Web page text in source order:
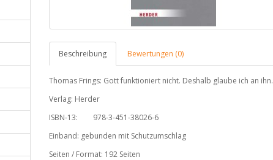
Beschreibung Bewertungen (0)
Thomas Frings: Gott funktioniert nicht. Deshalb glaube ich an ihn.
Verlag: Herder
ISBN-13:
978-3-451-38026-6
Einband: gebunden mit Schutzumschlag
Seiten / Format: 192 Seiten